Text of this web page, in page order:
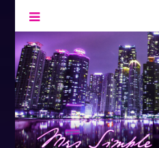
Mrs Simple
Fanfiction & Geschichten